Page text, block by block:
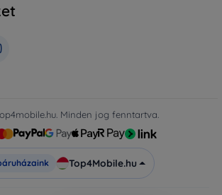
Minden jog fenntartva.
Top4Mobile.hu